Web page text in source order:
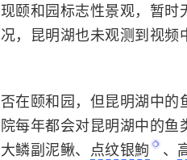
颐和园标志性景观，暂时
，昆明湖也未观测到视频
在颐和园，但昆明湖中的
每年都会对昆明湖中的鱼
鳞副泥鳅、 点纹银鮈 、